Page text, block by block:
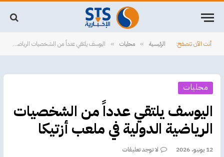
أنت الآن تتصفح: الرئيسية » محليات » اليوسف يلتقي عدداً من الشخصيات الرياضية الدولية في ملعب أزتيكا
محليات
اليوسف يلتقي عدداً من الشخصيات
الرياضية الدولية في ملعب أزتيكا
12 يونيو، 2026 لا توجد تعليقات